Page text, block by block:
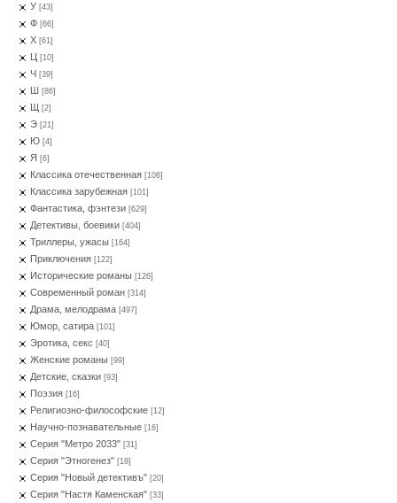
У [43]
Ф [66]
Х [61]
Ц [10]
Ч [39]
Ш [86]
Щ [2]
Э [21]
Ю [4]
Я [6]
Классика отечественная [106]
Классика зарубежная [101]
Фантастика, фэнтези [629]
Детективы, боевики [404]
Триллеры, ужасы [164]
Приключения [122]
Исторические романы [126]
Современный роман [314]
Драма, мелодрама [497]
Юмор, сатира [101]
Эротика, секс [40]
Женские романы [99]
Детские, сказки [93]
Поэзия [16]
Религиозно-философские [12]
Научно-познавательные [16]
Серия "Метро 2033" [31]
Серия "Этногенез" [18]
Серия "Новый детективъ" [20]
Серия "Настя Каменская" [33]